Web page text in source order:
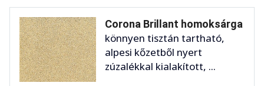
Corona Brillant homoksárga
könnyen tisztán tartható,
alpesi kőzetből nyert
zúzalékkal kialakított, ...